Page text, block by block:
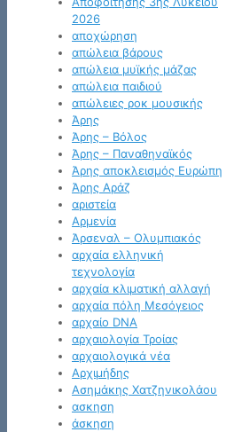
2026
αποχώρηση
απώλεια βάρους
απώλεια μυϊκής μάζας
απώλεια παιδιού
απώλειες ροκ μουσικής
Άρης
Άρης – Βόλος
Άρης – Παναθηναϊκός
Άρης αποκλεισμός Ευρώπη
Άρης Αράζ
αριστεία
Αρμενία
Άρσεναλ – Ολυμπιακός
αρχαία ελληνική
τεχνολογία
αρχαία κλιματική αλλαγή
αρχαία πόλη Μεσόγειος
αρχαίο DNA
αρχαιολογία Τροίας
αρχαιολογικά νέα
Αρχιμήδης
Ασημάκης Χατζηνικολάου
ασκηση
άσκηση